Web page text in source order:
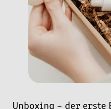
Unboxing – der erste